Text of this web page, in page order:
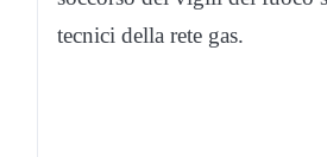
tecnici della rete gas.